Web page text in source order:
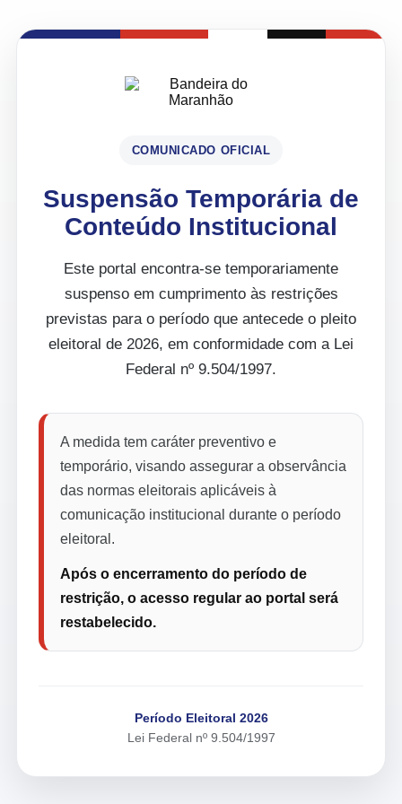
COMUNICADO OFICIAL
Suspensão Temporária de
Conteúdo Institucional
Este portal encontra-se temporariamente
suspenso em cumprimento às restrições
previstas para o período que antecede o pleito
eleitoral de 2026, em conformidade com a Lei
Federal nº 9.504/1997.
A medida tem caráter preventivo e
temporário, visando assegurar a observância
das normas eleitorais aplicáveis à
comunicação institucional durante o período
eleitoral.
Após o encerramento do período de
restrição, o acesso regular ao portal será
restabelecido.
Período Eleitoral 2026
Lei Federal nº 9.504/1997